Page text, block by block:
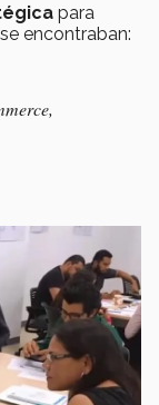
para
encontraban: